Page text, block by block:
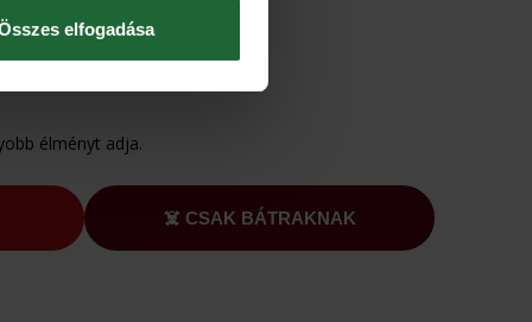
elfogadása
élményt adja.
☠️ CSAK BÁTRAKNAK